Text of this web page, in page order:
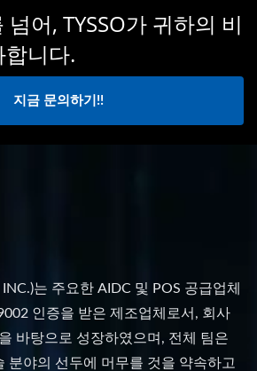
넘어, TYSSO가 귀하의 비
니다.
지금 문의하기!!
는 주요한 AIDC 및 POS 공급업체
인증을 받은 제조업체로서, 회사
바탕으로 성장하였으며, 전체 팀은
분야의 선두에 머무를 것을 약속하고